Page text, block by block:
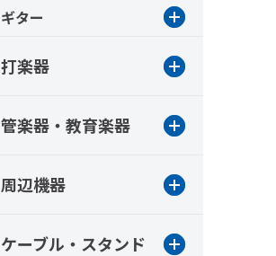
ギター
打楽器
管楽器・教育楽器
周辺機器
ケーブル・スタンド